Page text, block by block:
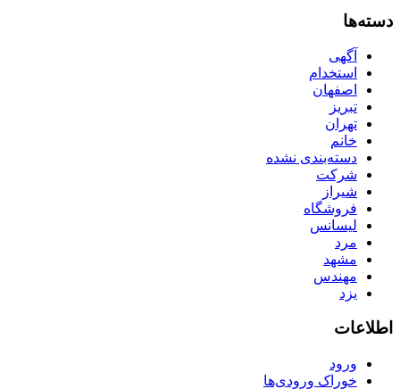
دسته‌ها
آگهی
استخدام
اصفهان
تبریز
تهران
خانم
دسته‌بندی نشده
شرکت
شیراز
فروشگاه
لیسانس
مرد
مشهد
مهندس
یزد
اطلاعات
ورود
خوراک ورودی‌ها